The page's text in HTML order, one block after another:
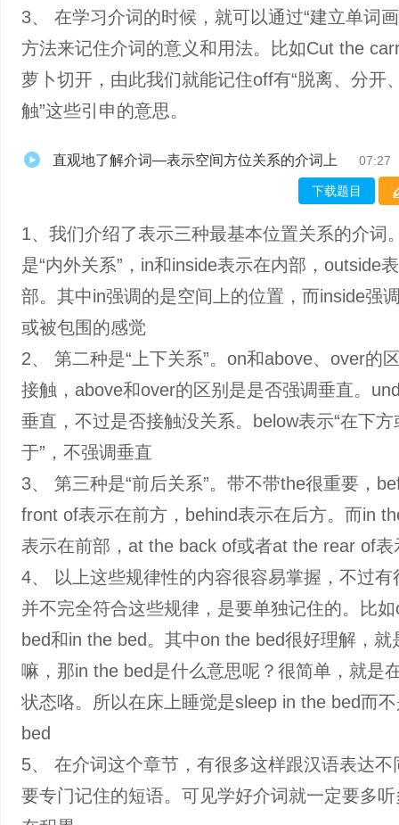
3、 在学习介词的时候，就可以通过“建立单词
方法来记住介词的意义和用法。比如Cut the
萝卜切开，由此我们就能记住off有“脱离、分开
触”这些引申的意思。
直观地了解介词—表示空间方位关系的介词上 07:27
下载题目
1、我们介绍了表示三种最基本位置关系的介词
是“内外关系”，in和inside表示在内部，outside
部。其中‌in强调的是空间上的位置，而‌inside‌强
或被包围的感觉
2、 第二种是“上下关系”。on和above、over的
接触，above和over的区别是是否强调垂直。
垂直，不过是否接触没关系。below表示“在下
于”，不强调垂直
3、 第三种是“前后关系”。带不带the很重要，
front of表示在前方，behind表示在后方。而in
表示在前部，at the back of或者at the rear of表
4、 以上这些规律性的内容很容易掌握，不过有
并不完全符合这些规律，是要单独记住的。比
bed和in the bed‌。其中on the bed很好理解，就
嘛，那in the bed是什么意思呢？很简单，就是
状态咯。所以在床上睡觉是sleep in the bed而
bed
5、 在介词这个章节，有很多这样跟汉语表达不
要专门记住的短语。可见学好介词就一定要多